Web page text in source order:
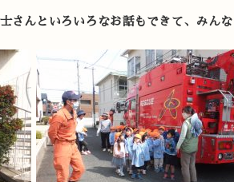
さんといろいろなお話もできて、みんな